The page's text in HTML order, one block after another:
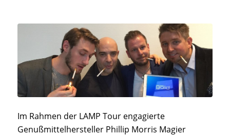
Im Rahmen der LAMP Tour engagierte
Genußmittelhersteller Phillip Morris Magier